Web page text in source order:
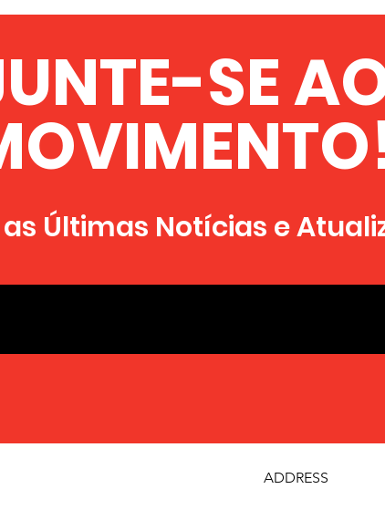
NDONGO FAYE NA PAN
MOMENTO DE NOS
ORGANIZARMOS É
AGORA!
SE
as Últimas Notícias e
ADDRESS